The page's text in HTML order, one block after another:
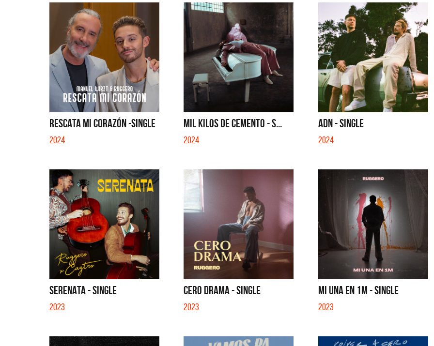
RESCATA MI CORAZÓN -SINGLE
2024
MIL KILOS DE CEMENTO - S...
2024
ADN - SINGLE
2024
SERENATA - SINGLE
2023
CERO DRAMA - SINGLE
2023
MI UNA EN 1M - SINGLE
2023
La Muela y Sus Amigos La Joaqui